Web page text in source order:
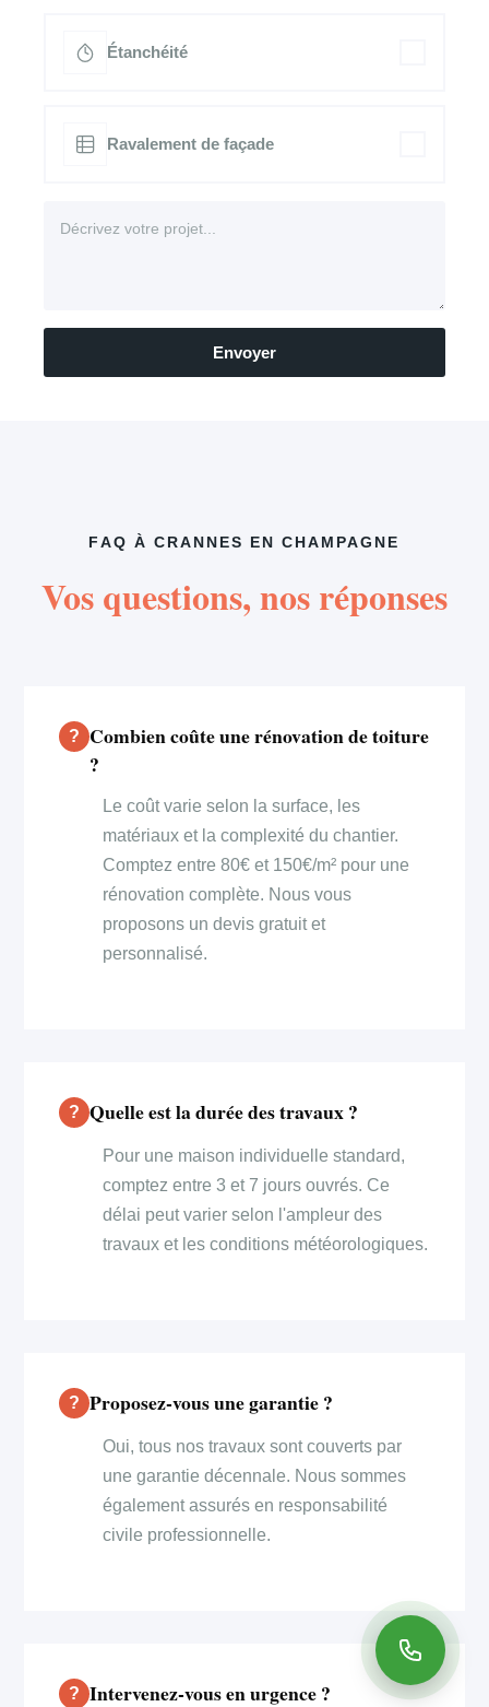
Étanchéité
Ravalement de façade
Envoyer
FAQ À CRANNES EN CHAMPAGNE
Vos questions, nos réponses
Combien coûte une rénovation de toiture
?
Le coût varie selon la surface, les
matériaux et la complexité du chantier.
Comptez entre 80€ et 150€/m² pour une
rénovation complète. Nous vous
proposons un devis gratuit et
personnalisé.
Quelle est la durée des travaux ?
Pour une maison individuelle standard,
comptez entre 3 et 7 jours ouvrés. Ce
délai peut varier selon l'ampleur des
travaux et les conditions météorologiques.
Proposez-vous une garantie ?
Oui, tous nos travaux sont couverts par
une garantie décennale. Nous sommes
également assurés en responsabilité
civile professionnelle.
Intervenez-vous en urgence ?